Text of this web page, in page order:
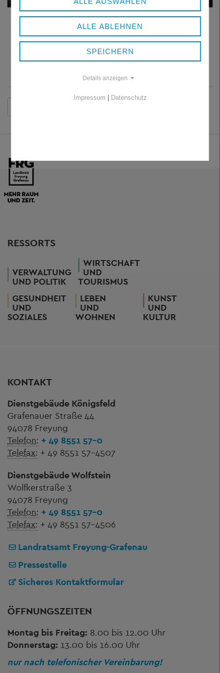
Bei der informativen Stadtführung durch die Westernstadt
Pullman City und bei spannenden Shows erlebten die
Pflegefamilien einen abwechslungsreichen Ausflugstag.
Foto: Landratsamt Freyung-Grafenau
RESSORTS
VERWALTUNG
UND POLITIK
WIRTSCHAFT
UND
TOURISMUS
GESUNDHEIT
UND
SOZIALES
LEBEN
UND
WOHNEN
KUNST
UND
KULTUR
KONTAKT
Dienstgebäude Königsfeld
Grafenauer Straße 44
94078 Freyung
Telefon: + 49 8551 57-0
Telefax: + 49 8551 57-4507
Dienstgebäude Wolfstein
Wolfkerstraße 3
94078 Freyung
Telefon: + 49 8551 57-0
Telefax: + 49 8551 57-4506
Landratsamt Freyung-Grafenau
Pressestelle
Sicheres Kontaktformular
ÖFFNUNGSZEITEN
Montag bis Freitag: 8.00 bis 12.00 Uhr
Donnerstag: 13.00 bis 16.00 Uhr
nur nach telefonischer Vereinbarung!
ALLE ABLEHNEN
SPEICHERN
Details anzeigen
Impressum | Datenschutz